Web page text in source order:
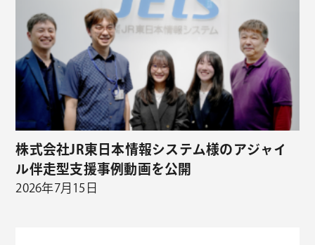
株式会社JR東日本情報システム様のアジャイ
ル伴走型支援事例動画を公開
2026年7月15日